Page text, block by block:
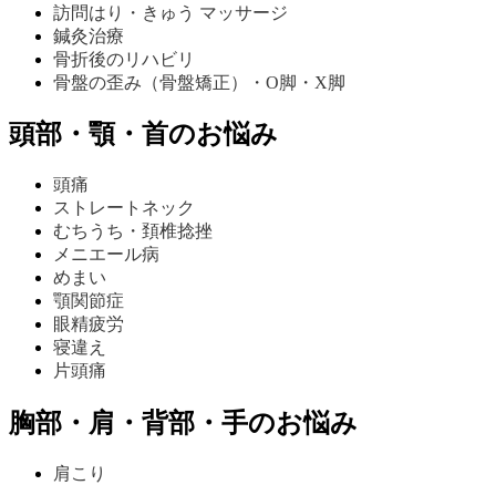
訪問はり・きゅう マッサージ
鍼灸治療
骨折後のリハビリ
骨盤の歪み（骨盤矯正）・O脚・X脚
頭部・顎・首のお悩み
頭痛
ストレートネック
むちうち・頚椎捻挫
メニエール病
めまい
顎関節症
眼精疲労
寝違え
片頭痛
胸部・肩・背部・手のお悩み
肩こり